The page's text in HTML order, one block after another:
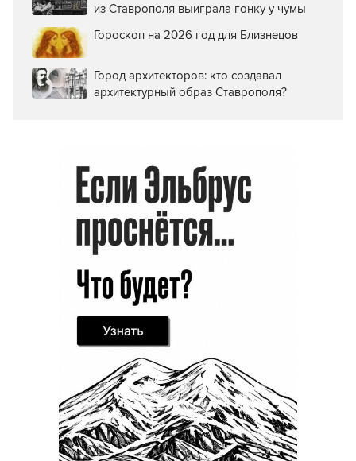
из Ставрополя выиграла гонку у чумы
Гороскоп на 2026 год для Близнецов
Город архитекторов: кто создавал
архитектурный образ Ставрополя?